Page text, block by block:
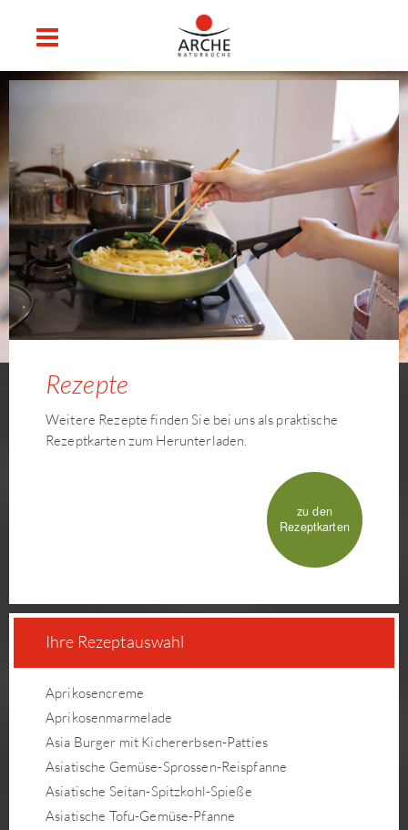
Rezepte
Weitere Rezepte finden Sie bei uns als praktische
Rezeptkarten zum Herunterladen.
zu den
Rezeptkarten
Ihre Rezeptauswahl
Aprikosencreme
Aprikosenmarmelade
Asia Burger mit Kichererbsen-Patties
Asiatische Gemüse-Sprossen-Reispfanne
Asiatische Seitan-Spitzkohl-Spieße
Asiatische Tofu-Gemüse-Pfanne